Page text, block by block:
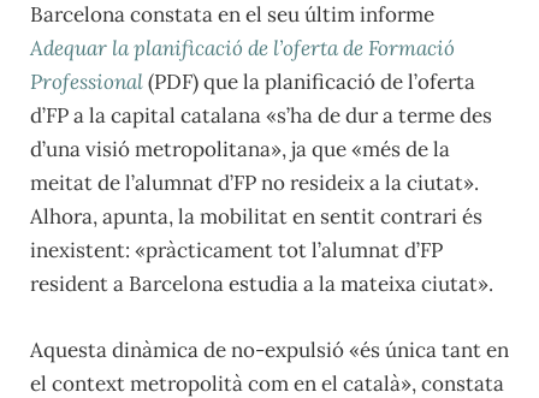
Barcelona constata en el seu últim informe
Adequar la planificació de l’oferta de Formació
Professional(PDF) que la planificació de l’oferta
d’FP a la capital catalana «s’ha de dur a terme des
d’una visió metropolitana», ja que «més de la
meitat de l’alumnat d’FP no resideix a la ciutat».
Alhora, apunta, la mobilitat en sentit contrari és
inexistent: «pràcticament tot l’alumnat d’FP
resident a Barcelona estudia a la mateixa ciutat».
Aquesta dinàmica de no-expulsió «és única tant en
el context metropolità com en el català», constata